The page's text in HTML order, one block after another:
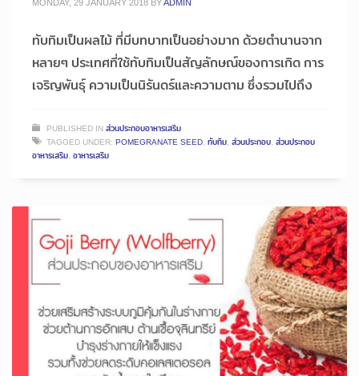
ทับทิมเป็นผลไม้ ที่มีบทบาทเป็นอย่างมาก ด้วยตำนานจาก
หลายๆ ประเทศที่ใช้ทับทิมเป็นสัญลักษณ์ของการเกิด การ
เจริญพันธุ์ ความเป็นนิรันดร์และความตาม ซึ่งรวมไปถึง
PUBLISHED INส่วนประกอบอาหารเสริม
TAGGED UNDER: POMEGRANATE SEED, ทับทิม, ส่วนประกอบ, ส่วนประกอบ
อาหารเสริม, อาหารเสริม